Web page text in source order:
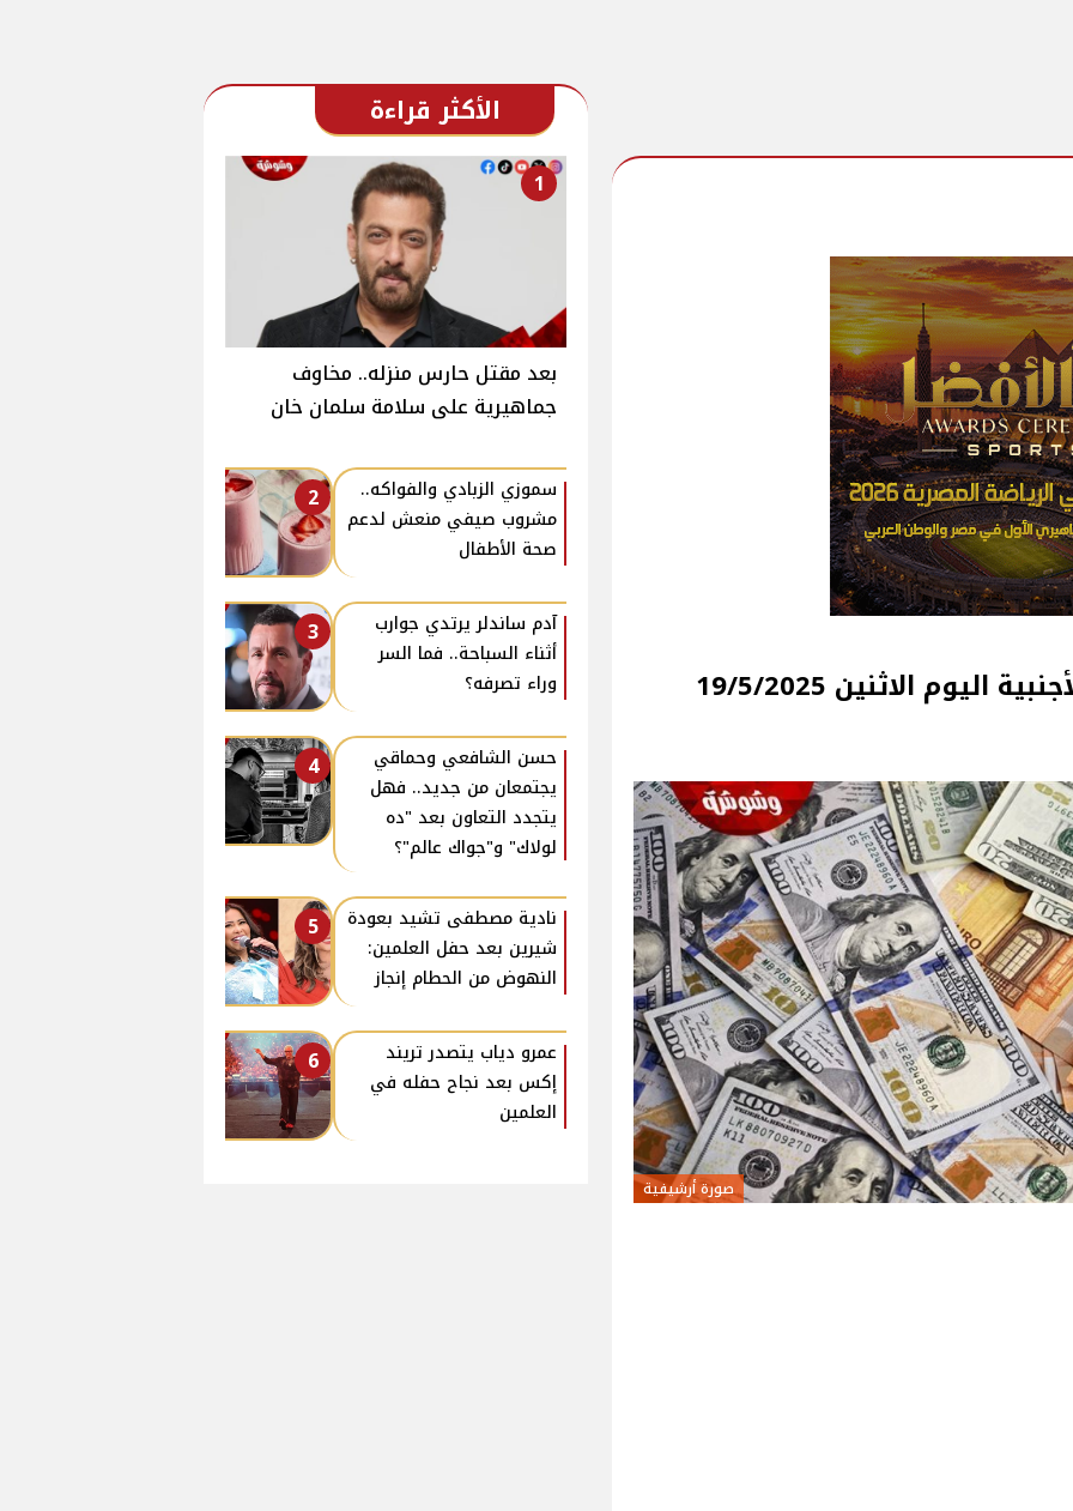
الاثنين 19/5/2025
صورة أرشيفية
الأكثر قراءة
1
بعد مقتل حارس منزله.. مخاوف
جماهيرية على سلامة سلمان خان
2
سموزي الزبادي والفواكه..
مشروب صيفي منعش لدعم
صحة الأطفال
3
آدم ساندلر يرتدي جوارب
أثناء السباحة.. فما السر
وراء تصرفه؟
4
حسن الشافعي وحماقي
يجتمعان من جديد.. فهل
يتجدد التعاون بعد "ده
لولاك" و"جواك عالم"؟
5
نادية مصطفى تشيد بعودة
شيرين بعد حفل العلمين:
النهوض من الحطام إنجاز
6
عمرو دياب يتصدر تريند
إكس بعد نجاح حفله في
العلمين